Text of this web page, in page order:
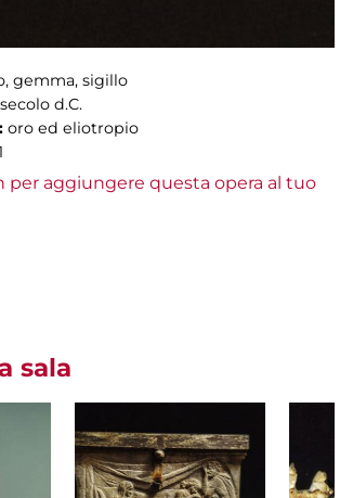
gemma, sigillo
d.C.
oro ed eliotropio
per aggiungere questa opera al tuo
sala